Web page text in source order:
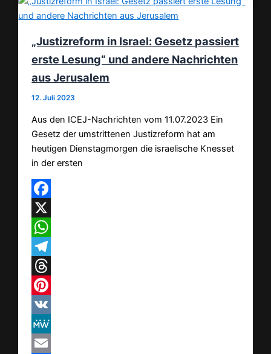
„Justizreform in Israel: Gesetz passiert
erste Lesung“ und andere Nachrichten
aus Jerusalem
12. Juli 2023
Aus den ICEJ-Nachrichten vom 11.07.2023 Ein
Gesetz der umstrittenen Justizreform hat am
heutigen Dienstagmorgen die israelische Knesset
in der ersten
Facebook
X
WhatsApp
Telegram
Threads
Pinterest
VK
MeWe